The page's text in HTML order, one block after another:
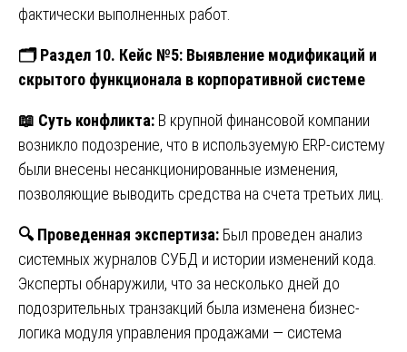
фактически выполненных работ.
🗂️ Раздел 10. Кейс №5: Выявление модификаций и
скрытого функционала в корпоративной системе
📖 Суть конфликта: В крупной финансовой компании
возникло подозрение, что в используемую ERP-систему
были внесены несанкционированные изменения,
позволяющие выводить средства на счета третьих лиц.
🔍Проведенная экспертиза: Был проведен анализ
системных журналов СУБД и истории изменений кода.
Эксперты обнаружили, что за несколько дней до
подозрительных транзакций была изменена бизнес-
логика модуля управления продажами — система